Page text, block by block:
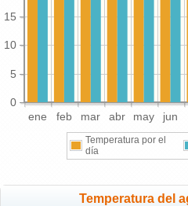
ene feb mar abr may jun
0
5
10
15
Temperatura por el
día
Temperatura del